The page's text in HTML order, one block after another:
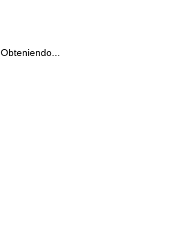
Obteniendo...